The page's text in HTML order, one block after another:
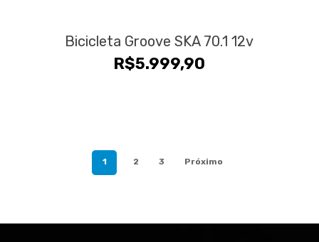
Bicicleta Groove SKA 70.1 12v
R$5.999,90
1 2 3 Próximo